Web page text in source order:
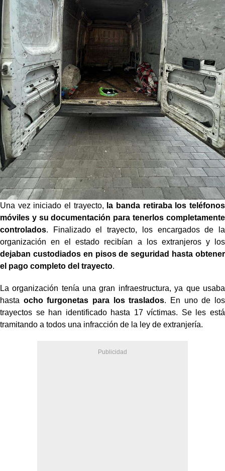
Una vez iniciado el trayecto, la banda retiraba los teléfonos
móviles y su documentación para tenerlos completamente
controlados. Finalizado el trayecto, los encargados de la
organización en el estado recibían a los extranjeros y los
dejaban custodiados en pisos de seguridad hasta obtener
el pago completo del trayecto.
La organización tenía una gran infraestructura, ya que usaba
hasta ocho furgonetas para los traslados. En uno de los
trayectos se han identificado hasta 17 víctimas. Se les está
tramitando a todos una infracción de la ley de extranjería.